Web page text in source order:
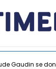
Gaudin se